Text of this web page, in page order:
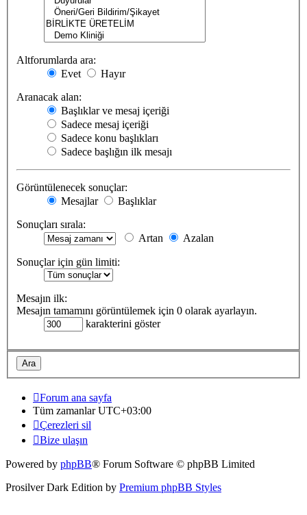
Altforumlarda ara:
Evet
Hayır
Aranacak alan:
Başlıklar ve mesaj içeriği
Sadece mesaj içeriği
Sadece konu başlıkları
Sadece başlığın ilk mesajı
Görüntülenecek sonuçlar:
Mesajlar
Başlıklar
Sonuçları sırala:
Artan
Azalan
Sonuçlar için gün limiti:
Mesajın ilk:
Mesajın tamamını görüntülemek için 0 olarak ayarlayın.
karakterini göster
Forum ana sayfa
Tüm zamanlarUTC+03:00
Çerezleri sil
Bize ulaşın
Powered by phpBB® Forum Software © phpBB Limited
Prosilver Dark Edition by Premium phpBB Styles